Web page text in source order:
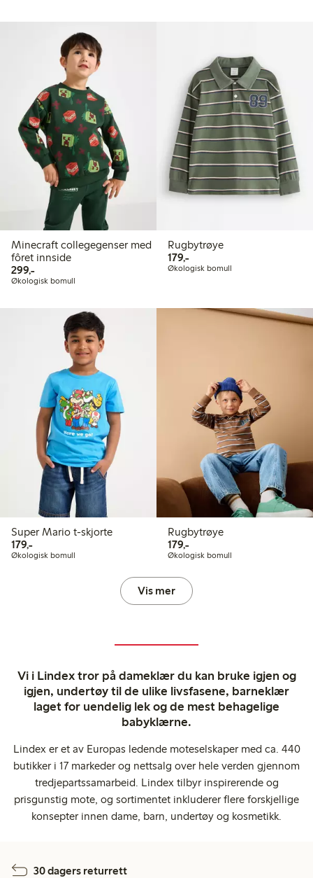
Minecraft collegegenser med
fôret innside
299,-299,00 kr
Økologisk bomull
Rugbytrøye
179,-179,00 kr
Økologisk bomull
Super Mario t-skjorte
179,-179,00 kr
Økologisk bomull
Rugbytrøye
179,-179,00 kr
Økologisk bomull
Vis mer
Vi i Lindex tror på dameklær du kan bruke igjen og
igjen, undertøy til de ulike livsfasene, barneklær
laget for uendelig lek og de mest behagelige
babyklærne.
Lindex er et av Europas ledende moteselskaper med ca. 440
butikker i 17 markeder og nettsalg over hele verden gjennom
tredjepartssamarbeid. Lindex tilbyr inspirerende og
prisgunstig mote, og sortimentet inkluderer flere forskjellige
konsepter innen dame, barn, undertøy og kosmetikk.
30 dagers returrett